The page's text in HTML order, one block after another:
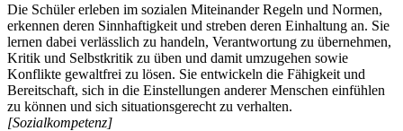
Die Schüler erleben im sozialen Miteinander Regeln und Normen,
erkennen deren Sinnhaftigkeit und streben deren Einhaltung an. Sie
lernen dabei verlässlich zu handeln, Verantwortung zu übernehmen,
Kritik und Selbstkritik zu üben und damit umzugehen sowie
Konflikte gewaltfrei zu lösen. Sie entwickeln die Fähigkeit und
Bereitschaft, sich in die Einstellungen anderer Menschen einfühlen
zu können und sich situationsgerecht zu verhalten.
[Sozialkompetenz]